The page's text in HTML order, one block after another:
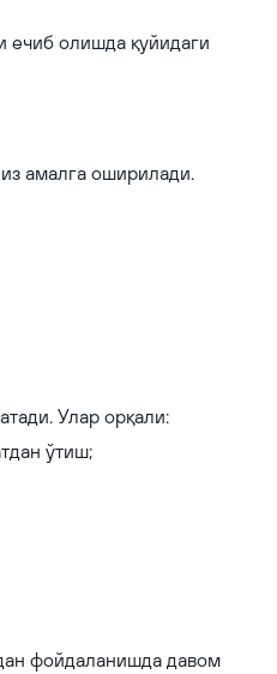
ечиб олишда қуйидаги
амалга оширилади.
Улар орқали:
ўтиш;
фойдаланишда давом